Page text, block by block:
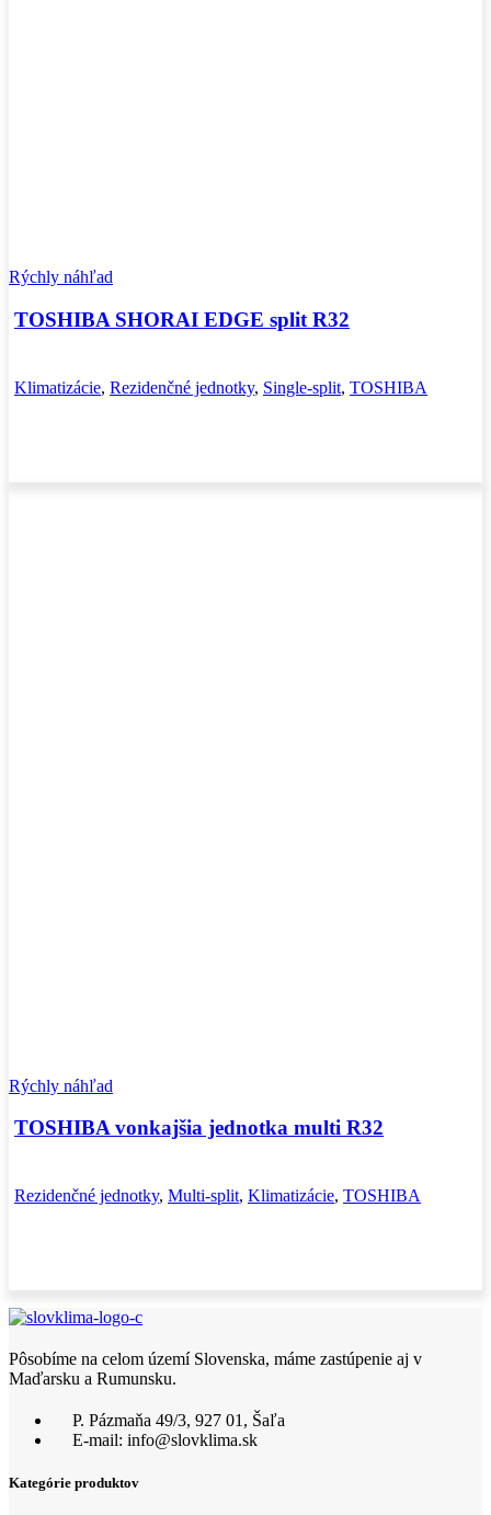
Rýchly náhľad
TOSHIBA SHORAI EDGE split R32
Klimatizácie, Rezidenčné jednotky, Single-split, TOSHIBA
Rýchly náhľad
TOSHIBA vonkajšia jednotka multi R32
Rezidenčné jednotky, Multi-split, Klimatizácie, TOSHIBA
Pôsobíme na celom území Slovenska, máme zastúpenie aj v
Maďarsku a Rumunsku.
P. Pázmaňa 49/3, 927 01, Šaľa
E-mail: info@slovklima.sk
Kategórie produktov